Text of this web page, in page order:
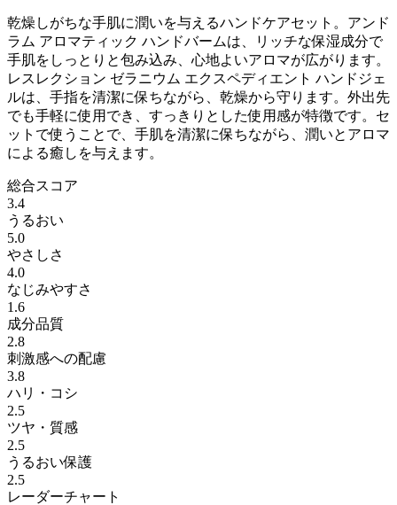
乾燥しがちな手肌に潤いを与えるハンドケアセット。アンド
ラム アロマティック ハンドバームは、リッチな保湿成分で
手肌をしっとりと包み込み、心地よいアロマが広がります。
レスレクション ゼラニウム エクスペディエント ハンドジェ
ルは、手指を清潔に保ちながら、乾燥から守ります。外出先
でも手軽に使用でき、すっきりとした使用感が特徴です。セ
ットで使うことで、手肌を清潔に保ちながら、潤いとアロマ
による癒しを与えます。
総合スコア
3.4
うるおい
5.0
やさしさ
4.0
なじみやすさ
1.6
成分品質
2.8
刺激感への配慮
3.8
ハリ・コシ
2.5
ツヤ・質感
2.5
うるおい保護
2.5
レーダーチャート